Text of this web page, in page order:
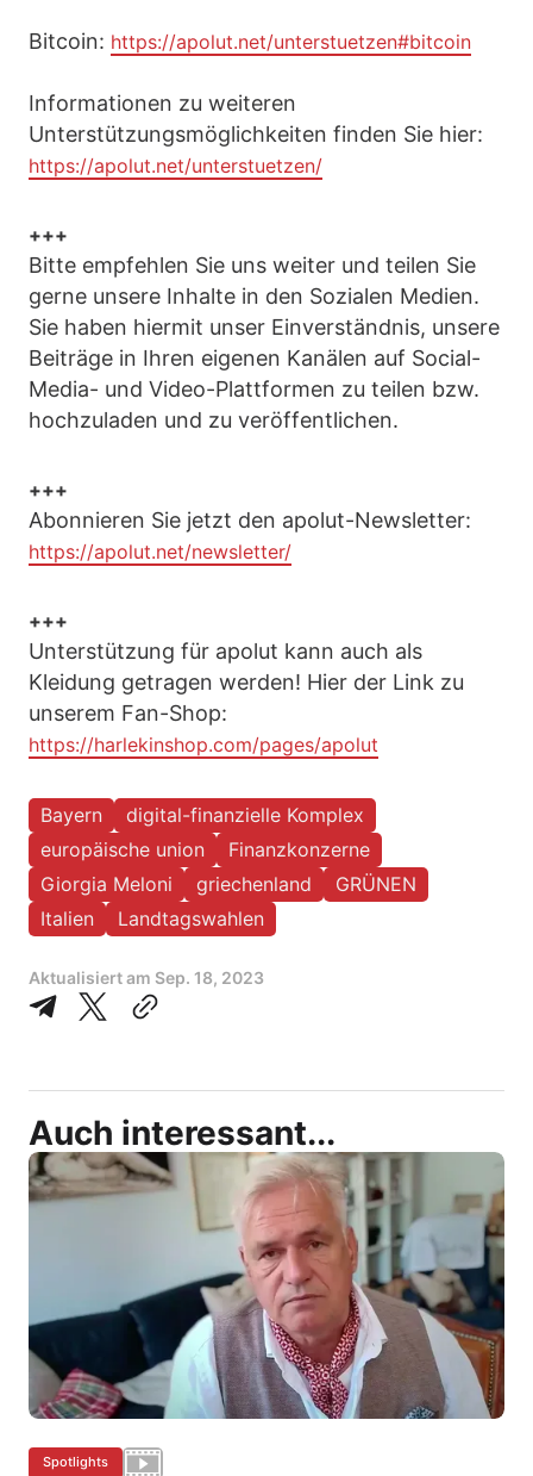
Bitcoin: https://apolut.net/unterstuetzen#bitcoin
Informationen zu weiteren
Unterstützungsmöglichkeiten finden Sie hier:
https://apolut.net/unterstuetzen/
+++
Bitte empfehlen Sie uns weiter und teilen Sie
gerne unsere Inhalte in den Sozialen Medien.
Sie haben hiermit unser Einverständnis, unsere
Beiträge in Ihren eigenen Kanälen auf Social-
Media- und Video-Plattformen zu teilen bzw.
hochzuladen und zu veröffentlichen.
+++
Abonnieren Sie jetzt den apolut-Newsletter:
https://apolut.net/newsletter/
+++
Unterstützung für apolut kann auch als
Kleidung getragen werden! Hier der Link zu
unserem Fan-Shop:
https://harlekinshop.com/pages/apolut
Bayern
digital-finanzielle Komplex
europäische union
Finanzkonzerne
Giorgia Meloni
griechenland
GRÜNEN
Italien
Landtagswahlen
Aktualisiert am Sep. 18, 2023
Auch interessant...
Spotlights